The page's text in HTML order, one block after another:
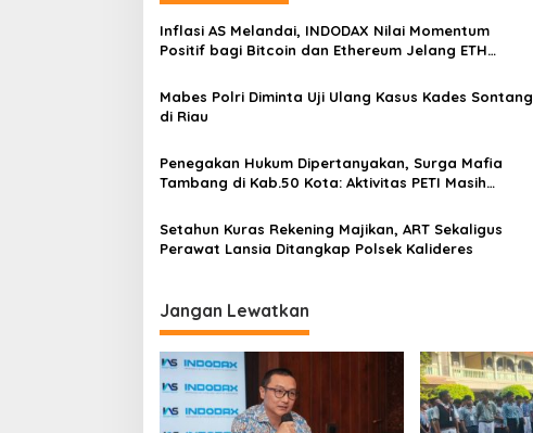
g
a
i
o
s
Inflasi AS Melandai, INDODAX Nilai Momentum
Positif bagi Bitcoin dan Ethereum Jelang ETH
Mabes Polri Diminta Uji Ulang Kasus Kades Sontang
di Riau
Penegakan Hukum Dipertanyakan, Surga Mafia
Tambang di Kab.50 Kota: Aktivitas PETI Masih
Setahun Kuras Rekening Majikan, ART Sekaligus
Perawat Lansia Ditangkap Polsek Kalideres
Jangan Lewatkan